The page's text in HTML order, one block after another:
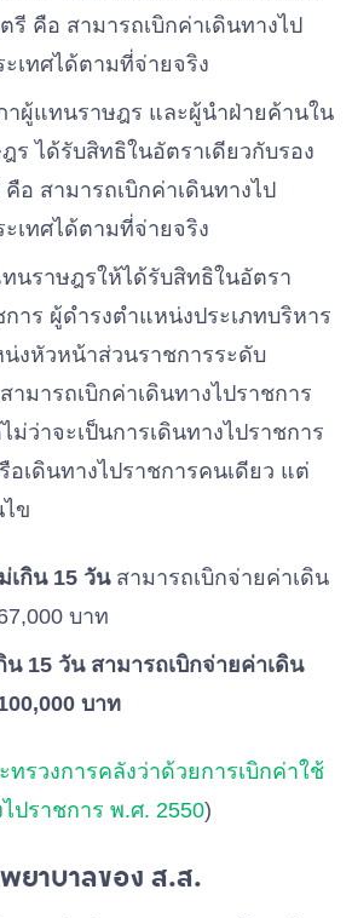
รี คือ สามารถเบิกค่าเดินทางไป
เทศได้ตามที่จ่ายจริง
าผู้แทนราษฎร และผู้นำฝ่ายค้านใน
ร ได้รับสิทธิในอัตราเดียวกับรอง
อ สามารถเบิกค่าเดินทางไป
เทศได้ตามที่จ่ายจริง
นราษฎรให้ได้รับสิทธิในอัตรา
การ ผู้ดำรงตำแหน่งประเภทบริหาร
งหัวหน้าส่วนราชการระดับ
ามารถเบิกค่าเดินทางไปราชการ
ม่ว่าจะเป็นการเดินทางไปราชการ
เดินทางไปราชการคนเดียว แต่
ไข
เกิน 15 วันสามารถเบิกจ่ายค่าเดิน
บาท
15 วัน สามารถเบิกจ่ายค่าเดิน
บาท
ทรวงการคลังว่าด้วยการเบิกค่าใช้
ปราชการ พ.ศ. 2550)
ยาบาลของ ส.ส.